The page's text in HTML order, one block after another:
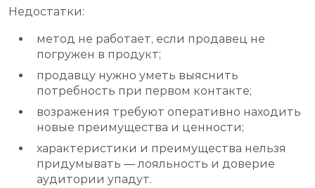
Недостатки:
метод не работает, если продавец не
погружен в продукт;
продавцу нужно уметь выяснить
потребность при первом контакте;
возражения требуют оперативно находить
новые преимущества и ценности;
характеристики и преимущества нельзя
придумывать — лояльность и доверие
аудитории упадут.